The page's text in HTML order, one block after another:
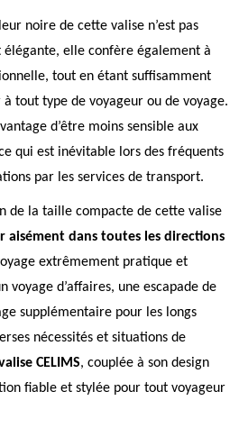
noire de cette valise n’est pas
elle confère également à
tout en étant suffisamment
tout type de voyageur ou de voyage.
d’être moins sensible aux
qui est inévitable lors des fréquents
par les services de transport.
de la taille compacte de cette valise
aisément dans toutes les directions
extrêmement pratique et
voyage d’affaires, une escapade de
supplémentaire pour les longs
nécessités et situations de
CELIMS, couplée à son design
fiable et stylée pour tout voyageur